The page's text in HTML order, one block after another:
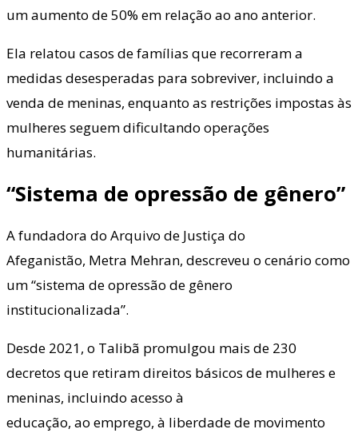
um aumento de 50% em relação ao ano anterior.
Ela relatou casos de famílias que recorreram a
medidas desesperadas para sobreviver, incluindo a
venda de meninas, enquanto as restrições impostas às
mulheres seguem dificultando operações
humanitárias.
“Sistema de opressão de gênero”
A fundadora do Arquivo de Justiça do
Afeganistão, Metra Mehran, descreveu o cenário como
um “sistema de opressão de gênero
institucionalizada”.
Desde 2021, o Talibã promulgou mais de 230
decretos que retiram direitos básicos de mulheres e
meninas, incluindo acesso à
educação, ao emprego, à liberdade de movimento